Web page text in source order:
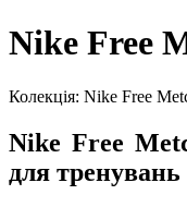
Nike Free
Колекція: Nike Free
Nike Free
для тренувань